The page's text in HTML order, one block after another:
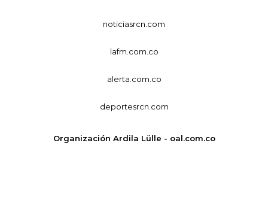
noticiasrcn.com
lafm.com.co
alerta.com.co
deportesrcn.com
Organización Ardila Lülle - oal.com.co